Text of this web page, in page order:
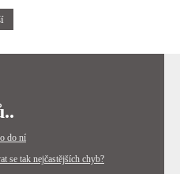
do ní
se tak nejčastějších chyb?